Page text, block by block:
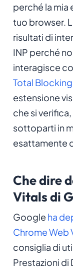
perché la mia
tuo browser.
risultati di
INP perché
interagisce
Total Blocking
estensione
che si
sottoparti in
esattamente
Che dire
Vitals di
Google ha
Chrome Web
consiglia di
Prestazioni di